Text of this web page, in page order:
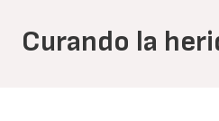
Curando la